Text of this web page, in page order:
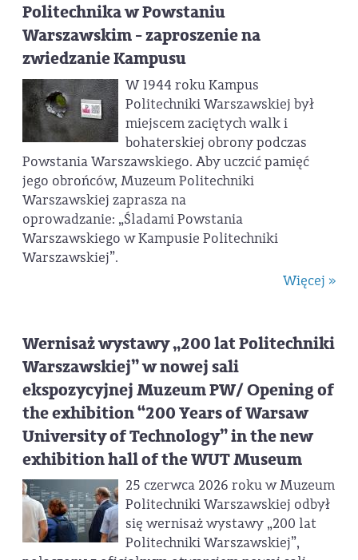
Politechnika w Powstaniu
Warszawskim - zaproszenie na
zwiedzanie Kampusu
W 1944 roku Kampus
Politechniki Warszawskiej był
miejscem zaciętych walk i
bohaterskiej obrony podczas
Powstania Warszawskiego. Aby uczcić pamięć
jego obrońców, Muzeum Politechniki
Warszawskiej zaprasza na
oprowadzanie: „Śladami Powstania
Warszawskiego w Kampusie Politechniki
Warszawskiej”.
Więcej »
Wernisaż wystawy „200 lat Politechniki
Warszawskiej” w nowej sali
ekspozycyjnej Muzeum PW/ Opening of
the exhibition “200 Years of Warsaw
University of Technology” in the new
exhibition hall of the WUT Museum
25 czerwca 2026 roku w Muzeum
Politechniki Warszawskiej odbył
się wernisaż wystawy „200 lat
Politechniki Warszawskiej”,